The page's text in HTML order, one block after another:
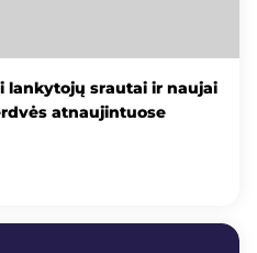
lankytojų srautai ir naujai
atnaujintuose